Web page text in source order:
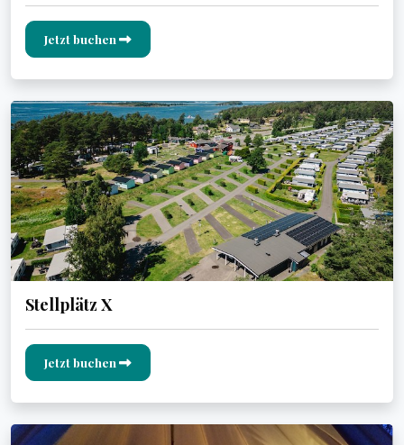
Jetzt buchen
Stellplätz X
Jetzt buchen